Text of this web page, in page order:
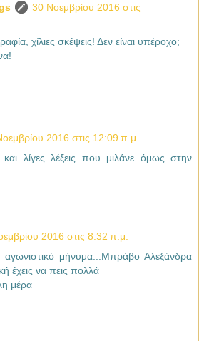
30 Νοεμβρίου 2016 στις
χίλιες σκέψεις! Δεν είναι υπέροχο;
2016 στις 12:09 π.μ.
λίγες λέξεις που μιλάνε όμως στην
2016 στις 8:32 π.μ.
μήνυμα...Μπράβο Αλεξάνδρα
έχεις να πεις πολλά
μέρα